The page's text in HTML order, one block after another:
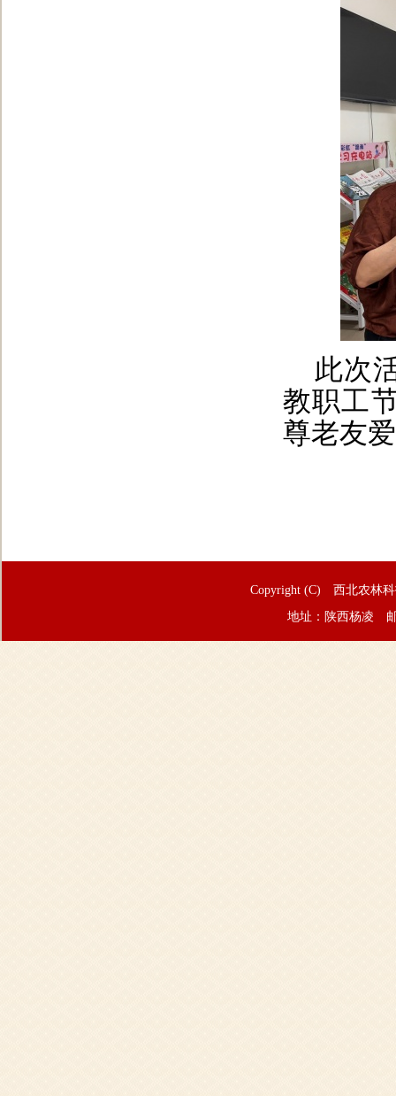
此次
教职工
尊老友
Copyright (C) 西北农林
地址：陕西杨凌